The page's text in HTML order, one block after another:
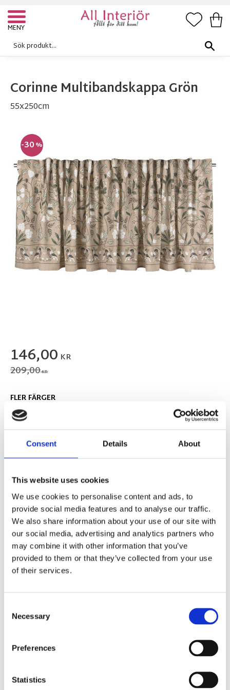
Consent Details About
This website uses cookies
We use cookies to personalise content and ads, to
provide social media features and to analyse our traffic.
We also share information about your use of our site with
our social media, advertising and analytics partners who
may combine it with other information that you’ve
provided to them or that they’ve collected from your use
of their services.
Selection
Necessary
Preferences
Statistics
Meny
Corinne Multibandskappa Grön
55x250cm
30%
Nedsatt pris:
146,00 KR
Ordinarie pris:
209,00KR
FLER FÄRGER
st
Lagerstatus 1 st i lager Artikelnr 220332-255-40
Tillverkare
Fondaco
Fri frakt över 995kr
Snabba leveranser
Enkel betalning med Klarna
BESKRIVNING
Vacker julig multibandskappa i en härlig
linfärgad bottenfärg och ett stämningsfullt
julmönster med vackra blommor och fåglar i fina